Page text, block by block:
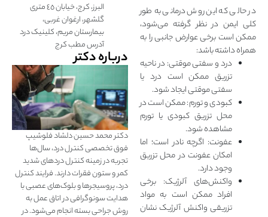
در حالی که این روش درمانی به‌ طور
کلی ایمن در نظر گرفته می‌شود،
ممکن است برخی عوارض جانبی را به
همراه داشته باشد:
درد و سفتی موقتی: در ناحیه
تزریق ممکن است درد یا
سفتی موقتی ایجاد شود.
کبودی و تورم: ممکن است در
محل تزریق کبودی یا تورم
مشاهده شود.
عفونت: اگرچه نادر است؛ اما
امکان عفونت در محل تزریق
وجود دارد.
واکنش‌های آلرژیک: برخی
افراد ممکن است به مواد
تزریقی واکنش آلرژیک نشان
البرز، کرج، خیابان ٤٥ متری
گلشهر، ارغوان غربی،
بیمارستان مریم، کلینیک درد
آدرس مطب کرج
درباره دکتر
دکتر محمد حسین دلشاد فلوشیپ
فوق تخصصی کنترل درد، سال‌ها
تجربه در زمینه کنترل دردهای شدید
کمر و ستون فقرات دارند. فرایند کنترل
درد، پروسیجرها و بلوک‌های عصبی با
هدایت سونوگرافی در اتاق عمل به
روش جراحی بسته انجام می‌شود. در